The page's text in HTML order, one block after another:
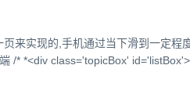
来实现的,手机通过当下滑到一定
/* *<div class='topicBox'